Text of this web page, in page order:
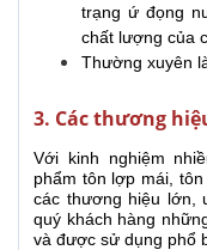
trạng ứ đọng
chất lượng của
Thường xuyên
3. Các thương
Với kinh nghiệm
phẩm tôn lợp mái,
các thương hiệu lớn,
quý khách hàng
và được sử dụng phổ